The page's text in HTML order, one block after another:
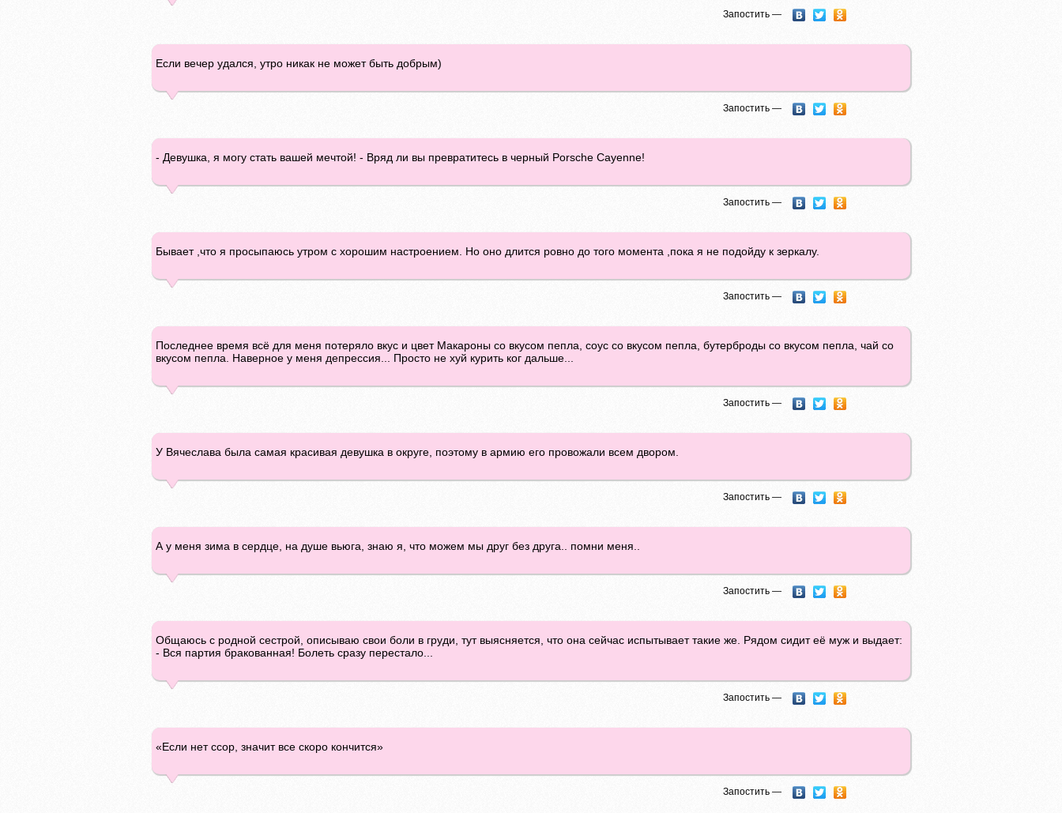
Запостить —
Если вечер удался, утро никак не может быть добрым)
Запостить —
- Девушка, я могу стать вашей мечтой! - Вряд ли вы превратитесь в черный Porsche Cayenne!
Запостить —
Бывает ,что я просыпаюсь утром с хорошим настроением. Но оно длится ровно до того момента ,пока я не подойду к зеркалу.
Запостить —
Последнее время всё для меня потеряло вкус и цвет Макароны со вкусом пепла, соус со вкусом пепла, бутерброды со вкусом пепла, чай со
вкусом пепла. Наверное у меня депрессия... Просто не хуй курить ког дальше...
Запостить —
У Вячеслава была самая красивая девушка в округе, поэтому в армию его провожали всем двором.
Запостить —
А у меня зима в сердце, на душе вьюга, знаю я, что можем мы друг без друга.. помни меня..
Запостить —
Общаюсь с родной сестрой, описываю свои боли в груди, тут выясняется, что она сейчас испытывает такие же. Рядом сидит её муж и выдает:
- Вся партия бракованная! Болеть сразу перестало...
Запостить —
«Если нет ссор, значит все скоро кончится»
Запостить —